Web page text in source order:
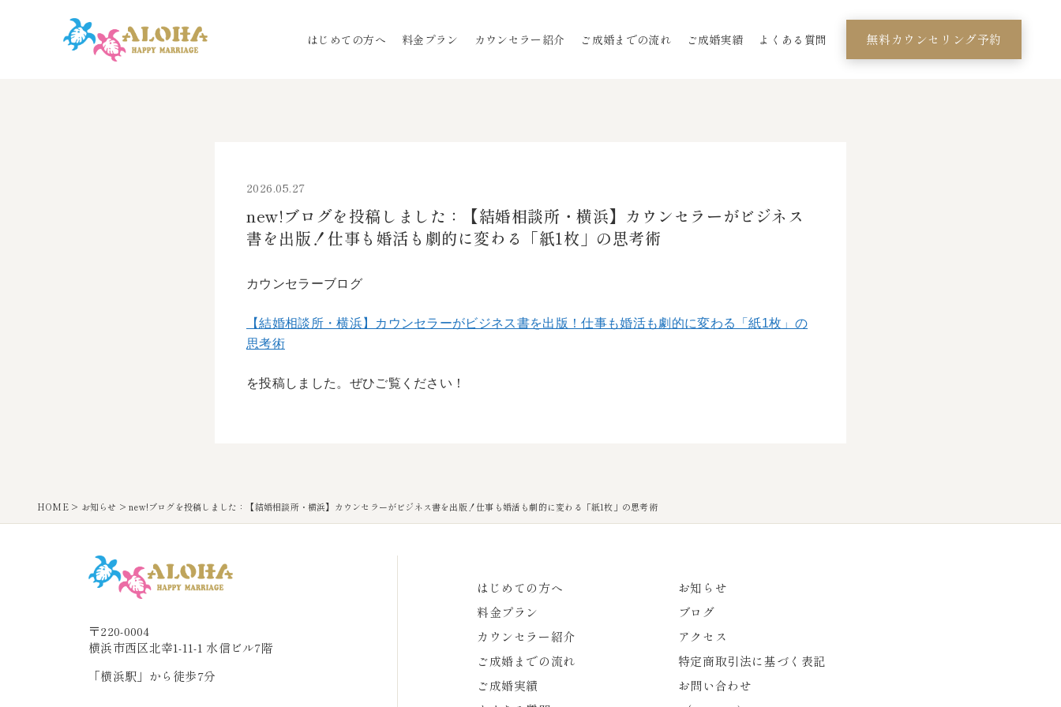
はじめての方へ 料金プラン カウンセラー紹介 ご成婚までの流れ ご成婚実績 よくある質問 無料カウンセリング予約
2026.05.27
new!ブログを投稿しました：【結婚相談所・横浜】カウンセラーがビジネス
書を出版！仕事も婚活も劇的に変わる「紙1枚」の思考術
カウンセラーブログ
【結婚相談所・横浜】カウンセラーがビジネス書を出版！仕事も婚活も劇的に変わる「紙1枚」の
思考術
を投稿しました。ぜひご覧ください！
HOME> お知らせ >new!ブログを投稿しました：【結婚相談所・横浜】カウンセラーがビジネス書を出版！仕事も婚活も劇的に変わる「紙1枚」の思考術
〒220-0004
横浜市西区北幸1-11-1 水信ビル7階
「横浜駅」から徒歩7分
はじめての方へ
料金プラン
カウンセラー紹介
ご成婚までの流れ
ご成婚実績
お知らせ
ブログ
アクセス
特定商取引法に基づく表記
お問い合わせ